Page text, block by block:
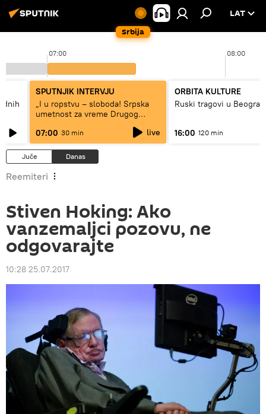
Srbija
LAT
07:00 08:00
SPUTNJIK INTERVJU
„I u ropstvu – sloboda! Srpska
umetnost za vreme Drugog
07:00 30 min live
ORBITA KULTURE
Ruski tragovi u
16:00 120 min
Juče Danas
Reemiteri
Stiven Hoking: Ako
vanzemaljci pozovu, ne
odgovarajte
10:28 25.07.2017